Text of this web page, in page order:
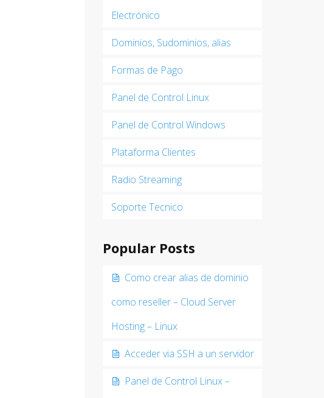
Electrónico
Dominios, Sudominios, alias
Formas de Pago
Panel de Control Linux
Panel de Control Windows
Plataforma Clientes
Radio Streaming
Soporte Tecnico
Popular Posts
Como crear alias de dominio
como reseller – Cloud Server
Hosting – Linux
Acceder via SSH a un servidor
Panel de Control Linux –